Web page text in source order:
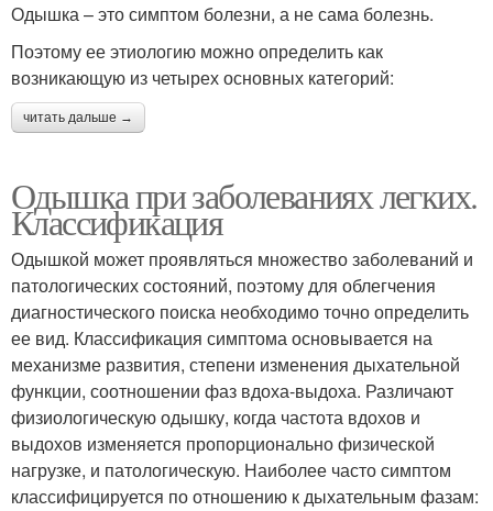
Одышка – это симптом болезни, а не сама болезнь.
Поэтому ее этиологию можно определить как
возникающую из четырех основных категорий:
читать дальше →
Одышка при заболеваниях легких.
Классификация
Одышкой может проявляться множество заболеваний и
патологических состояний, поэтому для облегчения
диагностического поиска необходимо точно определить
ее вид. Классификация симптома основывается на
механизме развития, степени изменения дыхательной
функции, соотношении фаз вдоха-выдоха. Различают
физиологическую одышку, когда частота вдохов и
выдохов изменяется пропорционально физической
нагрузке, и патологическую. Наиболее часто симптом
классифицируется по отношению к дыхательным фазам: